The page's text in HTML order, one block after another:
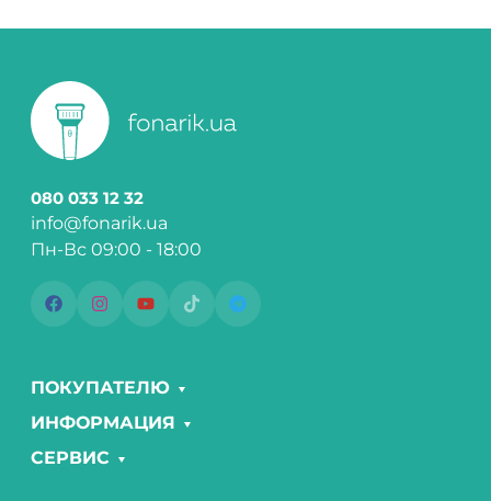
080 033 12 32
info@fonarik.ua
Пн-Вс 09:00 - 18:00
ПОКУПАТЕЛЮ
ИНФОРМАЦИЯ
СЕРВИС